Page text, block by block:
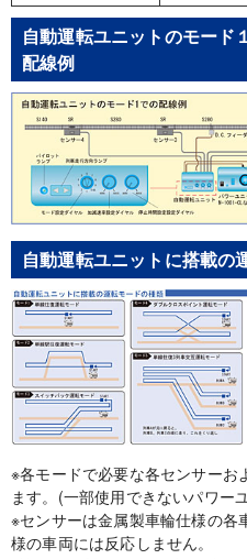
自動運転ユニットのモード
配線例
自動運転ユニットに搭載の
※各モードで必要な各センサーお
ます。(一部使用できないパワー
※センサーは金属製車輪仕様の
様の車両には反応しません。